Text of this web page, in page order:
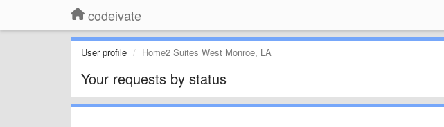
codeivate
User profile Home2 Suites West Monroe, LA
Your requests by status